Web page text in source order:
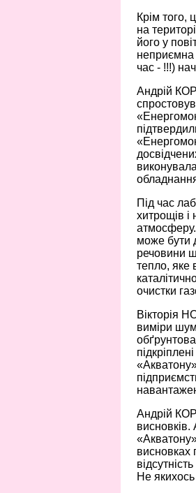
Крім того,
на
його у
неприємна
час - !!!)
Андрій
Під час
хитрощів і
може бути
речовини
тепло, яке
очистки
Вікторія
виміри
Андрій
висновках
Не якихось